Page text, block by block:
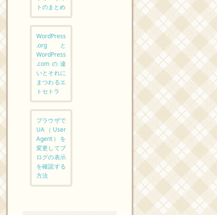
トのまとめ
WordPress
.orgと
WordPress
.comの違
いとそれに
まつわるエ
トセトラ
ブラウザで
UA（User
Agent）を
変更してブ
ログの表示
を確認する
方法